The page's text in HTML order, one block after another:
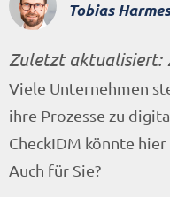
Tobias Harmes
Zuletzt aktualisiert:
Viele Unternehmen
ihre Prozesse zu
CheckIDM könnte hier
Auch für Sie?